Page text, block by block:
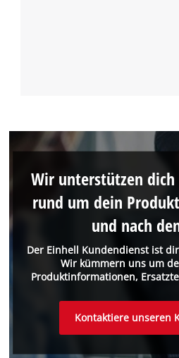
Der Einhell Kundendienst ist
Wir kümmern uns um
Produktinformationen,
Wir unterstützen dich
rund um dein
und nach
Kontaktiere unseren